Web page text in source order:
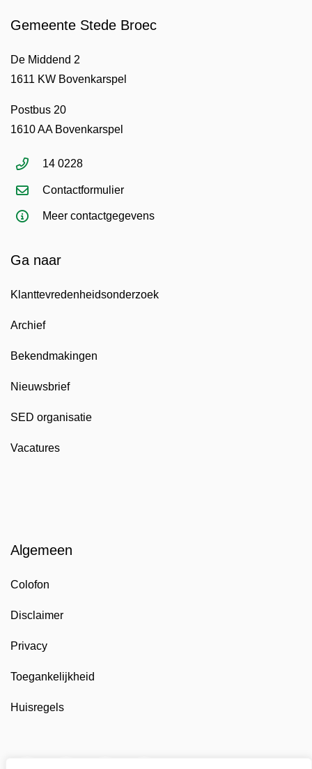
Gemeente Stede Broec
De Middend 2
1611 KW Bovenkarspel
Postbus 20
1610 AA Bovenkarspel
14 0228
Contactformulier
Meer contactgegevens
Ga naar
Klanttevredenheidsonderzoek
Archief
Bekendmakingen
Nieuwsbrief
SED organisatie
Vacatures
Algemeen
Colofon
Disclaimer
Privacy
Toegankelijkheid
Huisregels